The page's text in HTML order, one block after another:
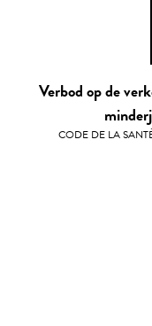
Verbod op de
CODE DE LA